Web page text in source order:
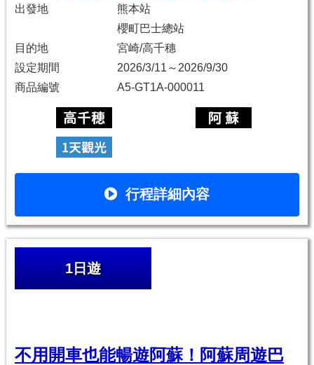
出發地
熊本站
櫻町巴士總站
目的地
宮崎/高千穗
設定期間
2026/3/11～2026/9/30
商品編號
A5-GT1A-000011
行程詳細內容
1日遊
不用開車也能暢遊阿蘇！阿蘇周遊巴